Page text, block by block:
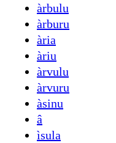
àrbulu
àrburu
ària
àriu
àrvulu
àrvuru
àsinu
â
ìsula